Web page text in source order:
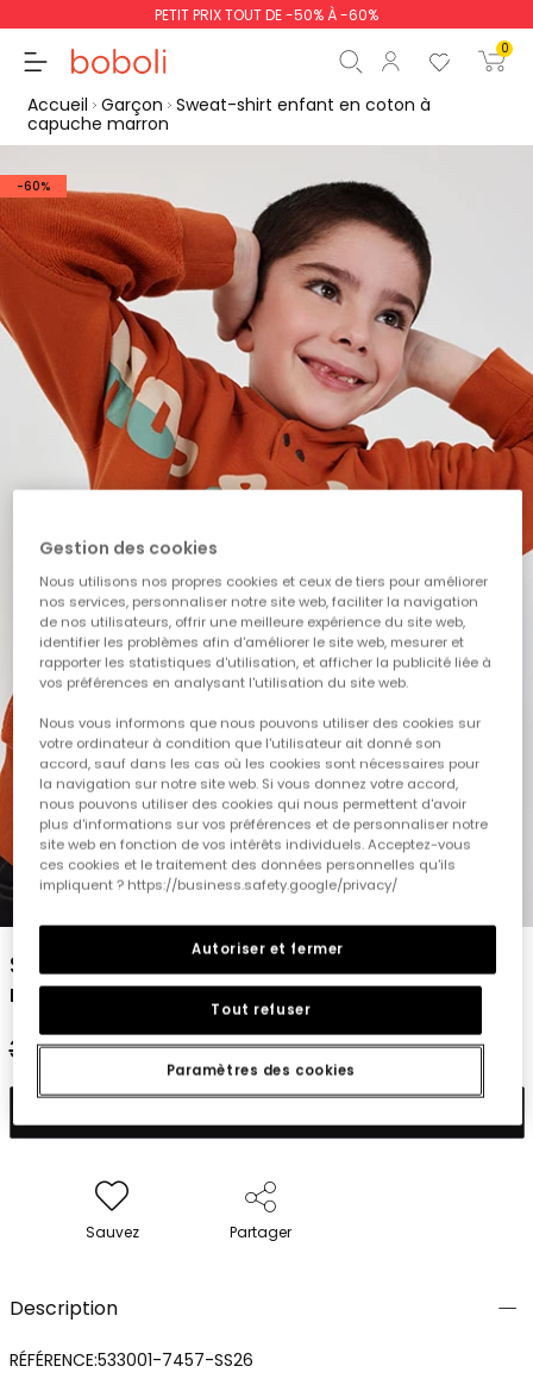
PETIT PRIX TOUT DE -50% À -60%
0
Sous-total
Total
poursuit Commencer la
Accueil Garçon Sweat-shirt enfant en coton à
capuche marron
-60%
1 2 3 4 5
Sweat-shirt enfant en coton à capuche
marron
32,95 € 16,45 € 13,15 €
Sauvez Partager
Description
RÉFÉRENCE:533001-7457-SS26
Gestion des cookies
Nous utilisons nos propres cookies et ceux de tiers pour améliorer
nos services, personnaliser notre site web, faciliter la navigation
de nos utilisateurs, offrir une meilleure expérience du site web,
identifier les problèmes afin d'améliorer le site web, mesurer et
rapporter les statistiques d'utilisation, et afficher la publicité liée à
vos préférences en analysant l'utilisation du site web.
Nous vous informons que nous pouvons utiliser des cookies sur
votre ordinateur à condition que l'utilisateur ait donné son
accord, sauf dans les cas où les cookies sont nécessaires pour
la navigation sur notre site web. Si vous donnez votre accord,
nous pouvons utiliser des cookies qui nous permettent d'avoir
plus d'informations sur vos préférences et de personnaliser notre
site web en fonction de vos intérêts individuels. Acceptez-vous
ces cookies et le traitement des données personnelles qu'ils
impliquent ? https://business.safety.google/privacy/
Paramètres des cookies
Tout refuser
Autoriser et fermer